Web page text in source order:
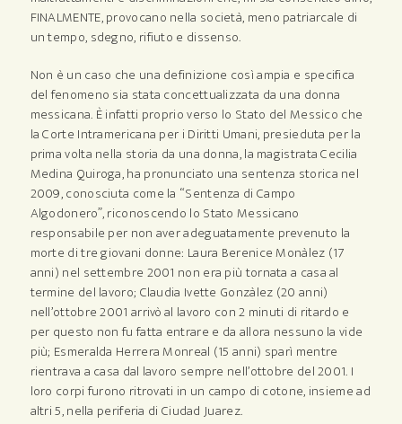
FINALMENTE, provocano nella società, meno patriarcale di
un tempo, sdegno, rifiuto e dissenso.
Non è un caso che una definizione così ampia e specifica
del fenomeno sia stata concettualizzata da una donna
messicana. È infatti proprio verso lo Stato del Messico che
la Corte Intramericana per i Diritti Umani, presieduta per la
prima volta nella storia da una donna, la magistrata Cecilia
Medina Quiroga, ha pronunciato una sentenza storica nel
2009, conosciuta come la “Sentenza di Campo
Algodonero”, riconoscendo lo Stato Messicano
responsabile per non aver adeguatamente prevenuto la
morte di tre giovani donne: Laura Berenice Monàlez (17
anni) nel settembre 2001 non era più tornata a casa al
termine del lavoro; Claudia Ivette Gonzàlez (20 anni)
nell’ottobre 2001 arrivò al lavoro con 2 minuti di ritardo e
per questo non fu fatta entrare e da allora nessuno la vide
più; Esmeralda Herrera Monreal (15 anni) sparì mentre
rientrava a casa dal lavoro sempre nell’ottobre del 2001. I
loro corpi furono ritrovati in un campo di cotone, insieme ad
altri 5, nella periferia di Ciudad Juarez.